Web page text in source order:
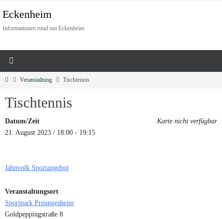
Eckenheim
Informationen rund um Eckenheim
Veranstaltung Tischtennis
Tischtennis
Karte nicht verfügbar
Datum/Zeit
21. August 2023 / 18:00 - 19:15
Jahnvolk Sportangebot
Veranstaltungsort
Sportpark Preungesheim
Goldpeppingstraße 8